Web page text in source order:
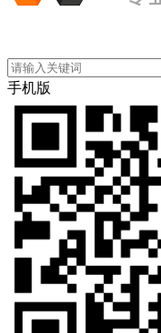
手机版